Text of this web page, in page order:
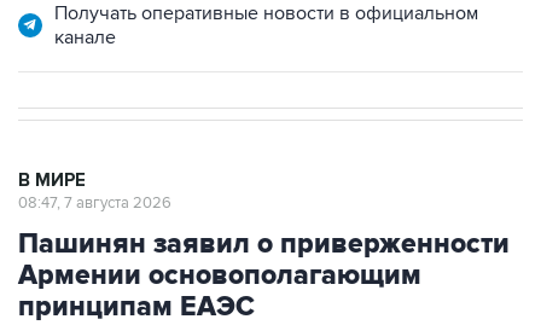
Получать оперативные новости в официальном
канале
В МИРЕ
08:47, 7 августа 2026
Пашинян заявил о приверженности
Армении основополагающим
принципам ЕАЭС